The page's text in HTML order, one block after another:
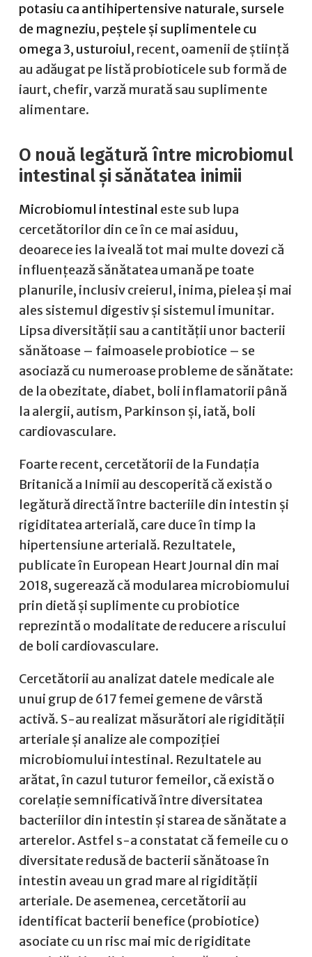
potasiu ca antihipertensive naturale, sursele
de magneziu, peștele și suplimentele cu
omega 3, usturoiul, recent, oamenii de știință
au adăugat pe listă probioticele sub formă de
iaurt, chefir, varză murată sau suplimente
alimentare.
O nouă legătură între microbiomul
intestinal și sănătatea inimii
Microbiomul intestinal este sub lupa
cercetătorilor din ce în ce mai asiduu,
deoarece ies la iveală tot mai multe dovezi că
influențează sănătatea umană pe toate
planurile, inclusiv creierul, inima, pielea și mai
ales sistemul digestiv și sistemul imunitar.
Lipsa diversității sau a cantității unor bacterii
sănătoase – faimoasele probiotice – se
asociază cu numeroase probleme de sănătate:
de la obezitate, diabet, boli inflamatorii până
la alergii, autism, Parkinson și, iată, boli
cardiovasculare.
Foarte recent, cercetătorii de la Fundația
Britanică a Inimii au descoperită că există o
legătură directă între bacteriile din intestin și
rigiditatea arterială, care duce în timp la
hipertensiune arterială. Rezultatele,
publicate în European Heart Journal din mai
2018, sugerează că modularea microbiomului
prin dietă și suplimente cu probiotice
reprezintă o modalitate de reducere a riscului
de boli cardiovasculare.
Cercetătorii au analizat datele medicale ale
unui grup de 617 femei gemene de vârstă
activă. S-au realizat măsurători ale rigidității
arteriale și analize ale compoziției
microbiomului intestinal. Rezultatele au
arătat, în cazul tuturor femeilor, că există o
corelație semnificativă între diversitatea
bacteriilor din intestin și starea de sănătate a
arterelor. Astfel s-a constatat că femeile cu o
diversitate redusă de bacterii sănătoase în
intestin aveau un grad mare al rigidității
arteriale. De asemenea, cercetătorii au
identificat bacterii benefice (probiotice)
asociate cu un risc mai mic de rigiditate